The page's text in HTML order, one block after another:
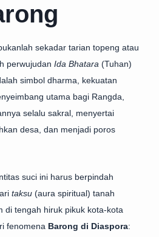
sekadar tarian topeng atau
perwujudan Ida Bhatara (Tuhan)
simbol dharma, kekuatan
utama bagi Rangda,
selalu sakral, menyertai
desa, dan menjadi poros
suci ini harus berpindah
taksu (aura spiritual) tanah
di tengah hiruk pikuk kota-kota
fenomena Barong di Diaspora: